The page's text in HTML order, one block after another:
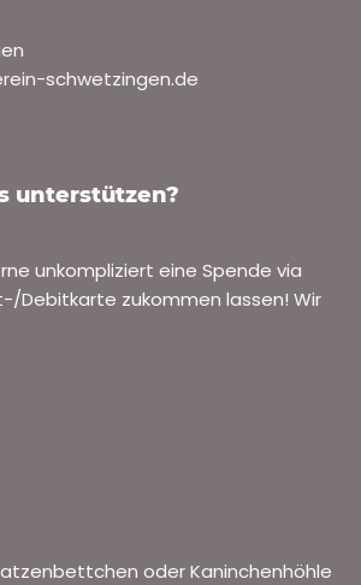
schwetzingen.de
unterstützen?
unkompliziert eine Spende via
Debitkarte zukommen lassen! Wir
oder Kaninchenhöhle